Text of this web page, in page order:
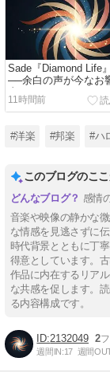
Sade『Diamond Life
──余白の声が今なお
11時間前
#洋楽 #邦楽 #ハ
このブログのこ
感情
音楽や映像の静かな
な情感を見逃さずに
時代背景とともに丁
得意としています。
作品に内在するリア
な共感を促します。
る内容構成です。
2132049 2
週間IN:17 週間